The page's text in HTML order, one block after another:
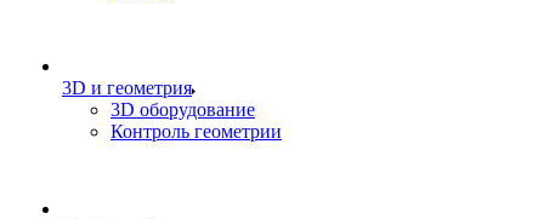
3D и геометрия
3D оборудование
Контроль геометрии